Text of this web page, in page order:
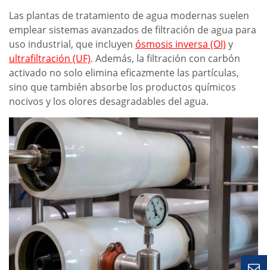
Las plantas de tratamiento de agua modernas suelen
emplear sistemas avanzados de filtración de agua para
uso industrial, que incluyen ósmosis inversa (OI) y
ultrafiltración (UF). Además, la filtración con carbón
activado no solo elimina eficazmente las partículas,
sino que también absorbe los productos químicos
nocivos y los olores desagradables del agua.